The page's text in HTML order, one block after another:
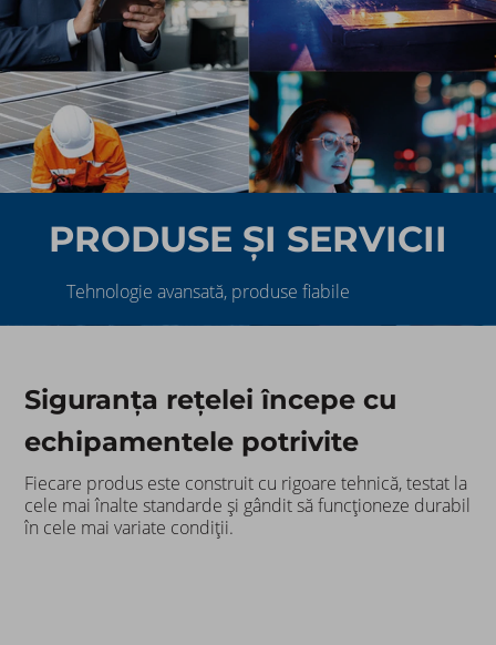
PRODUSE ȘI SERVICII​
Tehnologie avansată, produse fiabile​
Siguranța rețelei începe cu
echipamentele potrivite
Fiecare produs este construit cu rigoare tehnică, testat la
cele mai înalte standarde și gândit să funcționeze durabil
în cele mai variate condiții.​